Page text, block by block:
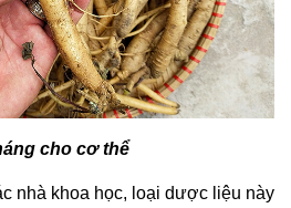
cho cơ thể
nhà khoa học, loại dược liệu này